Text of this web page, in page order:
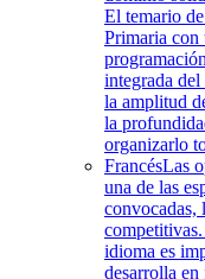
El temario
Primaria con
integrada
la amplitud
la
organizarlo
FrancésLas
una de las
convocadas,
idioma es
desarrolla